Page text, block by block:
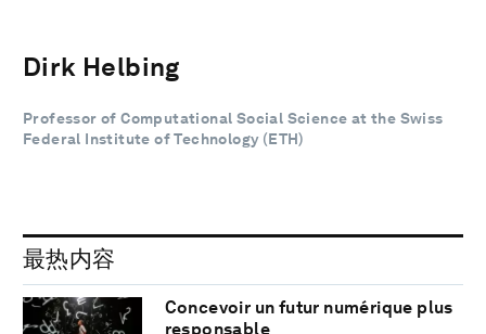
Dirk Helbing
Professor of Computational Social Science at the Swiss
Federal Institute of Technology (ETH)
最热内容
Concevoir un futur numérique plus
responsable